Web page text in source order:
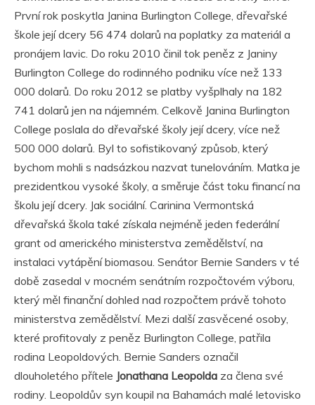
První rok poskytla Janina Burlington College, dřevařské
škole její dcery 56 474 dolarů na poplatky za materiál a
pronájem lavic. Do roku 2010 činil tok peněz z Janiny
Burlington College do rodinného podniku více než 133
000 dolarů. Do roku 2012 se platby vyšplhaly na 182
741 dolarů jen na nájemném. Celkově Janina Burlington
College poslala do dřevařské školy její dcery, více než
500 000 dolarů. Byl to sofistikovaný způsob, který
bychom mohli s nadsázkou nazvat tunelováním. Matka je
prezidentkou vysoké školy, a směruje část toku financí na
školu její dcery. Jak sociální. Carinina Vermontská
dřevařská škola také získala nejméně jeden federální
grant od amerického ministerstva zemědělství, na
instalaci vytápění biomasou. Senátor Bernie Sanders v té
době zasedal v mocném senátním rozpočtovém výboru,
který měl finanční dohled nad rozpočtem právě tohoto
ministerstva zemědělství. Mezi další zasvěcené osoby,
které profitovaly z peněz Burlington College, patřila
rodina Leopoldových. Bernie Sanders označil
dlouholetého přítele Jonathana Leopolda za člena své
rodiny. Leopoldův syn koupil na Bahamách malé letovisko